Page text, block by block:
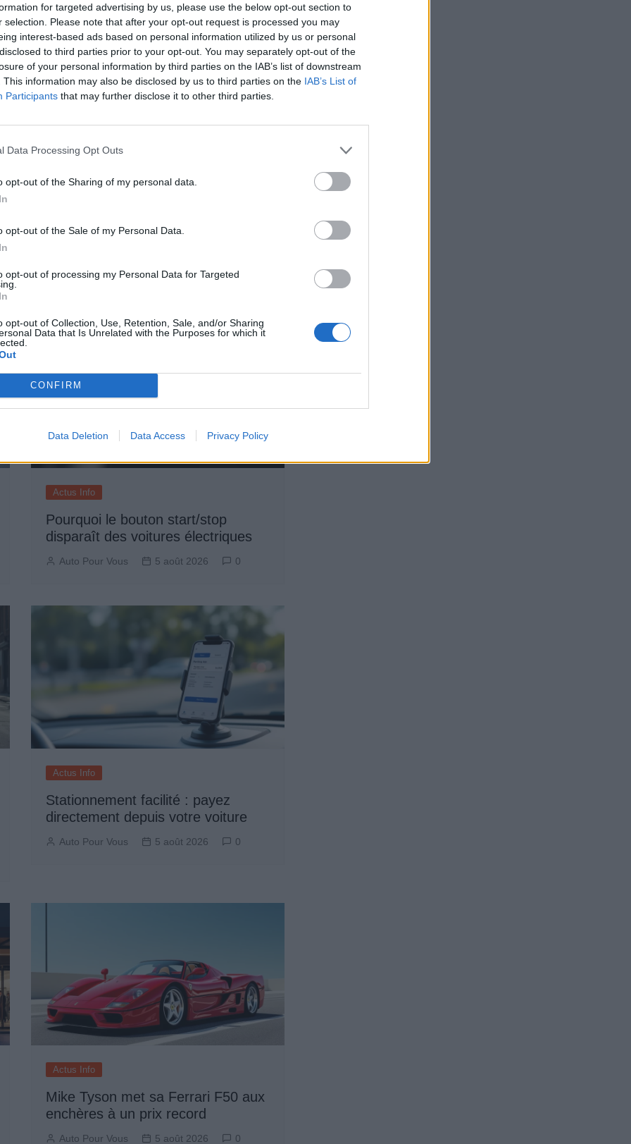
for targeted advertising by us, please use the below opt-out section to
selection. Please note that after your opt-out request is processed you may
interest-based ads based on personal information utilized by us or personal
to third parties prior to your opt-out. You may separately opt-out of the
of your personal information by third parties on the IAB’s list of downstream
This information may also be disclosed by us to third parties on the IAB’s List of
Participants that may further disclose it to other third parties.
Data Processing Opt Outs
opt-out of the Sharing of my personal data.
opt-out of the Sale of my Personal Data.
opt-out of processing my Personal Data for Targeted
opt-out of Collection, Use, Retention, Sale, and/or Sharing
Data that Is Unrelated with the Purposes for which it
CONFIRM
Data Deletion Data Access Privacy Policy
Suivant
Actus Info
Pourquoi le bouton start/stop
disparaît des voitures électriques
Auto Pour Vous 5 août 2026 0
Actus Info
Stationnement facilité : payez
directement depuis votre voiture
Auto Pour Vous 5 août 2026 0
Actus Info
Mike Tyson met sa Ferrari F50 aux
enchères à un prix record
Auto Pour Vous 5 août 2026 0